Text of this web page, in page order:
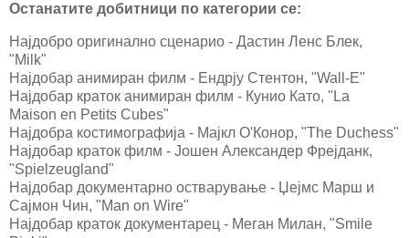
Останатите добитници по категории се:
Најдобро оригинално сценарио - Дастин Ленс Блек,
"Milk"
Најдобар анимиран филм - Ендрју Стентон, "Wall-E"
Најдобар краток анимиран филм - Кунио Като, "La
Maison en Petits Cubes"
Најдобра костимографија - Maјкл О'Конор, "The Duchess"
Најдобар краток филм - Joшен Александер Фрејданк,
"Spielzeugland"
Најдобар документарно остварување - Џејмс Марш и
Сајмон Чин, "Man on Wire"
Најдобар краток документарец - Meган Милан, "Smile